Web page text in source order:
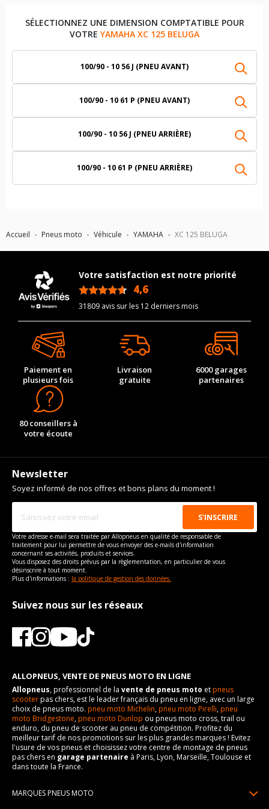
Accueil Pneus moto Véhicule YAMAHA XC 125 BELUGA
SÉLECTIONNEZ UNE DIMENSION COMPTATIBLE POUR
VOTREYAMAHA XC 125 BELUGA
100/90 - 10 56 J (PNEU AVANT)
100/90 - 10 61 P (PNEU AVANT)
100/90 - 10 56 J (PNEU ARRIÈRE)
100/90 - 10 61 P (PNEU ARRIÈRE)
Votre satisfaction est notre priorité
4,6
31809 avis sur les 12 derniers mois
Paiement en
plusieurs fois
Livraison
gratuite
6000 garages
partenaires
80 conseillers à
votre écoute
Newsletter
Soyez informé de nos offres et bons plans du moment !
Votre adresse e-mail sera traitée par Allopneus en qualité de responsable de
traitement pour lui permettre de vous envoyer des e-mails d'information
concernant ses activités, produits et services.
Vous disposez des droits prévus par la règlementation, en particulier de vous
désinscrire à tout moment.
Plus d'informations : la politique de gestion des données.
Suivez nous sur les réseaux
ALLOPNEUS, VENTE DE PNEUS MOTO EN LIGNE
Allopneus, professionnel de la vente de pneus moto etpneus
scooterpas chers, est le leader français du pneu en ligne, avec un large
choix de pneus moto. pneu moto Michelin,pneu moto Pirelli,pneu
moto Bridgestone,pneu moto Dunlop ou pneus moto cross, trail ou
enduro, du pneu de scooter au pneu de compétition. Profitez du
meilleur tarif de nos promotions sur les plus grandes marques ! Evitez
l'usure de vos pneus et choisissez votre centre de montage de pneus
pas chers en garage partenaire à Paris, Lyon, Marseille, Toulouse et
dans toute la France.
MARQUES PNEUS MOTO